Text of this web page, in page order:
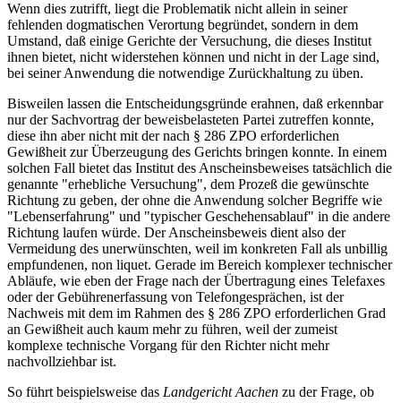
Wenn dies zutrifft, liegt die Problematik nicht allein in seiner
fehlenden dogmatischen Verortung begründet, sondern in dem
Umstand, daß einige Gerichte der Versuchung, die dieses Institut
ihnen bietet, nicht widerstehen können und nicht in der Lage sind,
bei seiner Anwendung die notwendige Zurückhaltung zu üben.
Bisweilen lassen die Entscheidungsgründe erahnen, daß erkennbar
nur der Sachvortrag der beweisbelasteten Partei zutreffen konnte,
diese ihn aber nicht mit der nach § 286 ZPO erforderlichen
Gewißheit zur Überzeugung des Gerichts bringen konnte. In einem
solchen Fall bietet das Institut des Anscheinsbeweises tatsächlich die
genannte "erhebliche Versuchung", dem Prozeß die gewünschte
Richtung zu geben, der ohne die Anwendung solcher Begriffe wie
"Lebenserfahrung" und "typischer Geschehensablauf" in die andere
Richtung laufen würde. Der Anscheinsbeweis dient also der
Vermeidung des unerwünschten, weil im konkreten Fall als unbillig
empfundenen, non liquet. Gerade im Bereich komplexer technischer
Abläufe, wie eben der Frage nach der Übertragung eines Telefaxes
oder der Gebührenerfassung von Telefongesprächen, ist der
Nachweis mit dem im Rahmen des § 286 ZPO erforderlichen Grad
an Gewißheit auch kaum mehr zu führen, weil der zumeist
komplexe technische Vorgang für den Richter nicht mehr
nachvollziehbar ist.
So führt beispielsweise das Landgericht Aachen zu der Frage, ob